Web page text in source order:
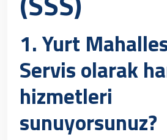
1.Yurt
Servisolarak
hizmetleri
sunuyorsunuz?